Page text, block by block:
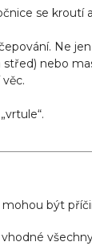
se kroutí
Ne
nebo
být